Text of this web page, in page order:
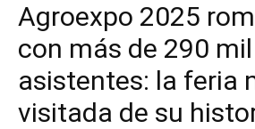
Agroexpo 2025
con más de 290 mil
asistentes: la feria
visitada de su